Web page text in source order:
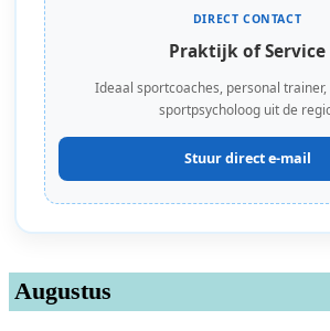
DIRECT CONTACT
Praktijk of Service
Ideaal sportcoaches, personal trainer,
sportpsycholoog uit de
Stuur direct e-mail
Augustus